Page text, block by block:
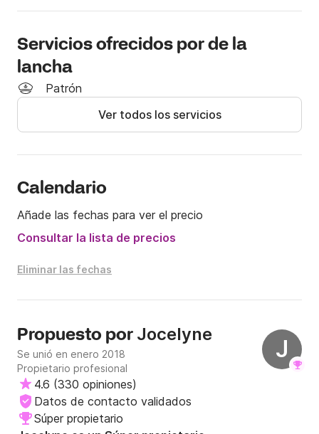
Cómodo y elegante, el Beneteau Flyer 6.6 Sundeck
en el mar, con capacidad para hasta 8 personas con
patrón.
? Salida: Port Gallice – Juan-les-Pins
Para más información, contáctanos por mensaje al
Servicios ofrecidos por de la
lancha
Patrón
Ver todos los servicios
Calendario
Añade las fechas para ver el precio
Consultar la lista de precios
Eliminar las fechas
J
Propuesto por Jocelyne
Se unió en enero 2018
Propietario profesional
4.6 (330 opiniones)
Datos de contacto validados
Súper propietario